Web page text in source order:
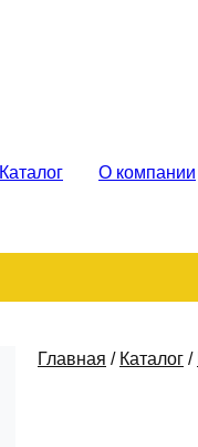
Каталог О компании
Главная / Каталог /